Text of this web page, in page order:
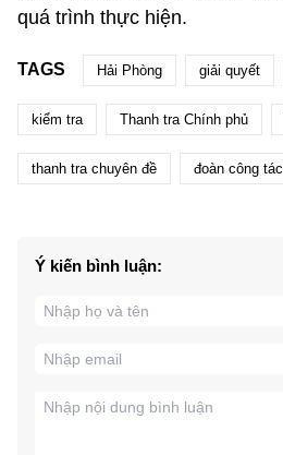
quá trình thực hiện.
TAGS Hải Phòng giải quyết
kiểm tra Thanh tra Chính phủ
thanh tra chuyên đề đoàn công tác
Ý kiến bình luận: